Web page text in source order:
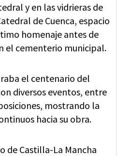
y en las vidrieras de
de Cuenca, espacio
homenaje antes de
el cementerio municipal.
el centenario del
diversos eventos, entre
mostrando la
hacia su obra.
de Castilla-La Mancha